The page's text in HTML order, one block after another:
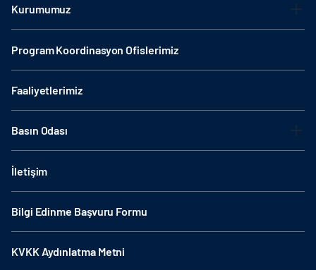
Kurumumuz
Program Koordinasyon Ofislerimiz
Faaliyetlerimiz
Basın Odası
İletişim
Bilgi Edinme Başvuru Formu
KVKK Aydınlatma Metni